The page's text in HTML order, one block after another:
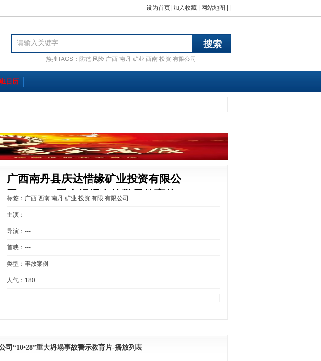
设为首页 加入收藏 网站地图
热搜TAGS： 防范 风险 广西 南丹 矿业 西南 投资 有限公司
日历
广西南丹县庆达惜缘矿业投资有限公
司“10•28”重大坍塌事故警示教育片
标签： 广西 西南 南丹 矿业 投资 有限 有限公司
主演：---
导演：---
首映：---
类型：事故案例
人气： 180
司“10•28”重大坍塌事故警示教育片-播放列表